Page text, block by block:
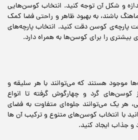
و شکل آن توجه کنید. انتخاب کوسن‌هایی
باشند، به بهبود ظاهر و راحتی فضا کمک
پارچه‌ی کوسن دقت کنید. انتخاب پارچه‌های
بیشتری را برای کوسن‌ها به همراه دارد.
موجود هستند که می‌توانند با هر سلیقه و
کوسن‌های گرد و چهارگوش گرفته تا انواع
هر یک می‌توانند جلوه‌ای متفاوت به فضای
با انتخاب کوسن‌های متنوع و ترکیب آن ها
و جذاب ایجاد کنید.